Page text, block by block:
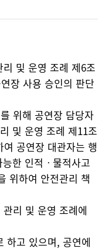
및 운영 조례 제6조
장 사용 승인의 판단
위해 공연장 담당자
및 운영 조례 제11조
공연장 대관자는 행
한 인적ㆍ물적사고
위하여 안전관리 책
리 및 운영 조례에
하고 있으며, 공연에